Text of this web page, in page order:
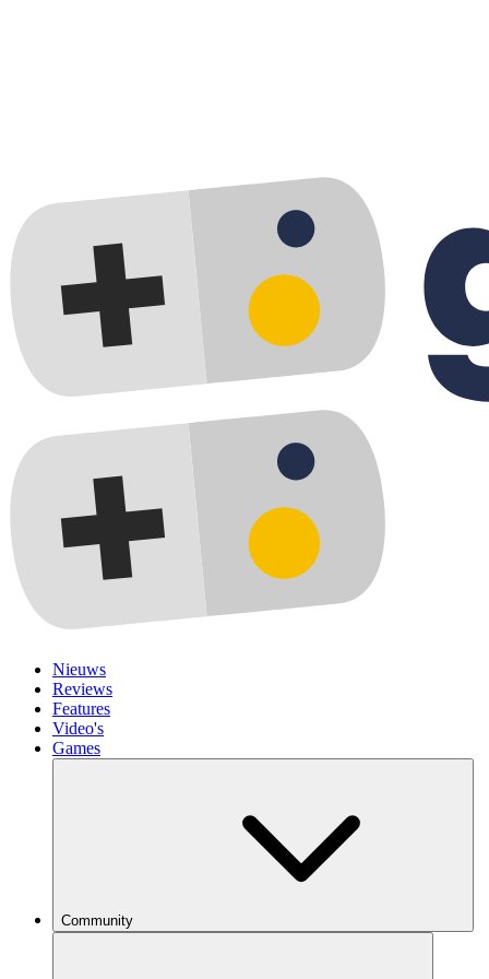
Nieuws
Reviews
Features
Video's
Games
Community